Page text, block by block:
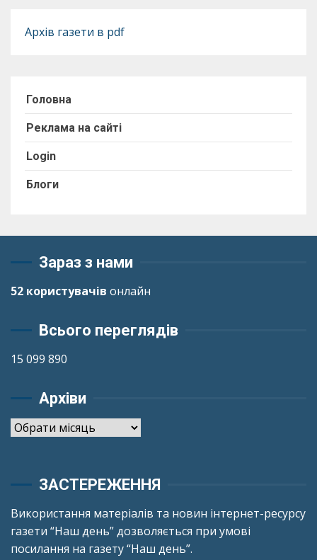
Архів газети в pdf
Головна
Реклама на сайті
Login
Блоги
Зараз з нами
52 користувачів онлайн
Всього переглядів
15 099 890
Архіви
Архіви
ЗАСТЕРЕЖЕННЯ
Використання матеріалів та новин інтернет-ресурсу
газети “Наш день” дозволяється при умові
посилання на газету “Наш день”.